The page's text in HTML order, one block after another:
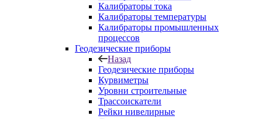
Калибраторы тока
Калибраторы температуры
Калибраторы промышленных
процессов
Геодезические приборы
Назад
Геодезические приборы
Курвиметры
Уровни строительные
Трассоискатели
Рейки нивелирные